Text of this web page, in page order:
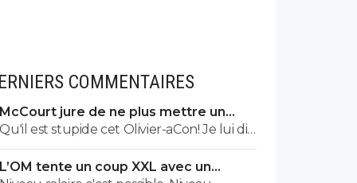
COMMENTAIRES
McCourt jure de ne plus mettre un
euro à l’OM
Qu'il est stupide cet Olivier-aCon! Je lui dis
que je ne lis pas ses commentaires puérils
avec des émojis et il continue de me
L’OM tente un coup XXL avec un